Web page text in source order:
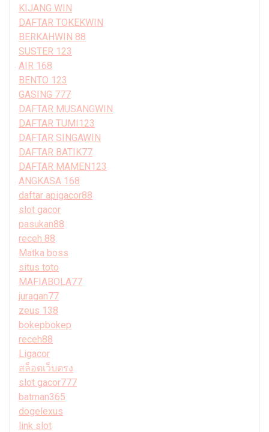
KIJANG WIN
DAFTAR TOKEKWIN
BERKAHWIN 88
SUSTER 123
AIR 168
BENTO 123
GASING 777
DAFTAR MUSANGWIN
DAFTAR TUMI123
DAFTAR SINGAWIN
DAFTAR BATIK77
DAFTAR MAMEN123
ANGKASA 168
daftar apigacor88
slot gacor
pasukan88
receh 88
Matka boss
situs toto
MAFIABOLA77
juragan77
zeus 138
bokepbokep
receh88
Ligacor
สล็อตเว็บตรง
slot gacor777
batman365
dogelexus
link slot